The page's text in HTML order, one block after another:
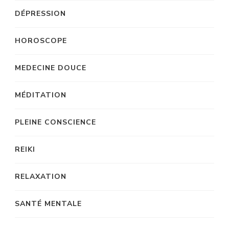
DÉPRESSION
HOROSCOPE
MEDECINE DOUCE
MÉDITATION
PLEINE CONSCIENCE
REIKI
RELAXATION
SANTÉ MENTALE